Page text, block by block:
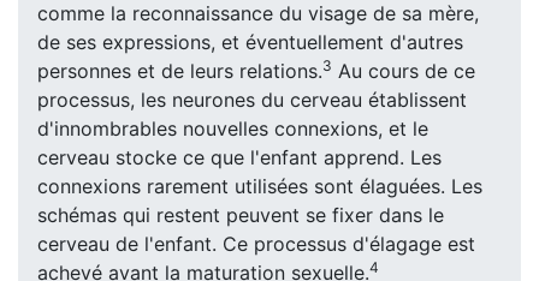
comme la reconnaissance du visage de sa mère,
de ses expressions, et éventuellement d'autres
personnes et de leurs relations.3 Au cours de ce
processus, les neurones du cerveau établissent
d'innombrables nouvelles connexions, et le
cerveau stocke ce que l'enfant apprend. Les
connexions rarement utilisées sont élaguées. Les
schémas qui restent peuvent se fixer dans le
cerveau de l'enfant. Ce processus d'élagage est
achevé avant la maturation sexuelle.4